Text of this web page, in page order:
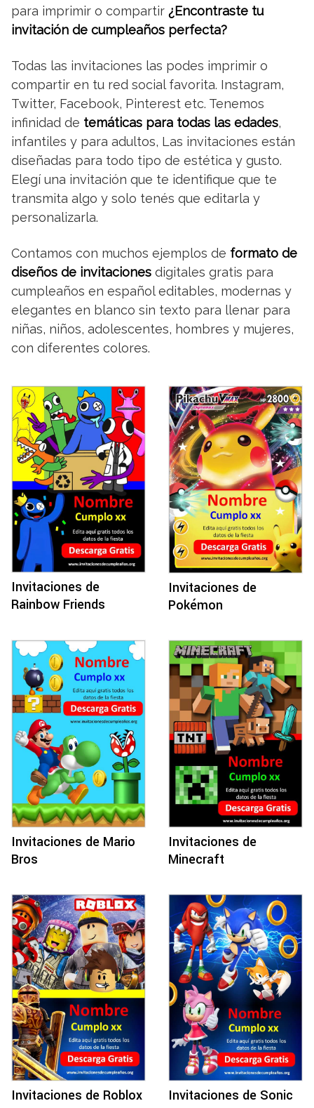
para imprimir o compartir ¿Encontraste tu
invitación de cumpleaños perfecta?
Todas las invitaciones las podes imprimir o
compartir en tu red social favorita. Instagram,
Twitter, Facebook, Pinterest etc. Tenemos
infinidad de temáticas para todas las edades,
infantiles y para adultos, Las invitaciones están
diseñadas para todo tipo de estética y gusto.
Elegí una invitación que te identifique que te
transmita algo y solo tenés que editarla y
personalizarla.
Contamos con muchos ejemplos de formato de
diseños de invitaciones digitales gratis para
cumpleaños en español editables, modernas y
elegantes en blanco sin texto para llenar para
niñas, niños, adolescentes, hombres y mujeres,
con diferentes colores.
Invitaciones de
Rainbow Friends
Invitaciones de
Pokémon
Invitaciones de Mario
Bros
Invitaciones de
Minecraft
Invitaciones de Roblox Invitaciones de Sonic